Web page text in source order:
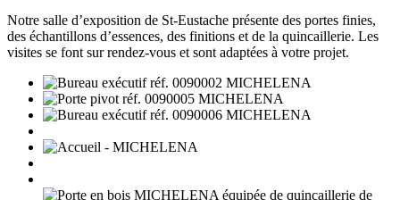
Notre salle d’exposition de St-Eustache présente des portes finies,
des échantillons d’essences, des finitions et de la quincaillerie. Les
visites se font sur rendez-vous et sont adaptées à votre projet.